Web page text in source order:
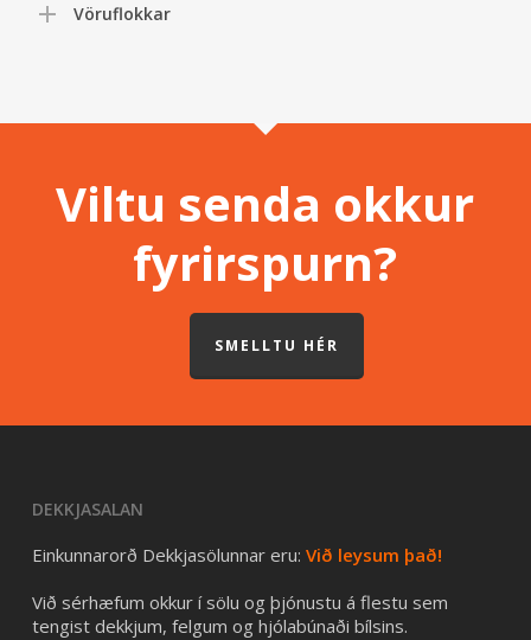
Vöruflokkar
Viltu senda okkur
fyrirspurn?
SMELLTU HÉR
DEKKJASALAN
Einkunnarorð Dekkjasölunnar eru: Við leysum það!
Við sérhæfum okkur í sölu og þjónustu á flestu sem
tengist dekkjum, felgum og hjólabúnaði bílsins.